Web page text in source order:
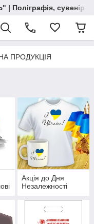
сувенірна
ПРОДУКЦІЯ
Акція до Дня
Незалежності